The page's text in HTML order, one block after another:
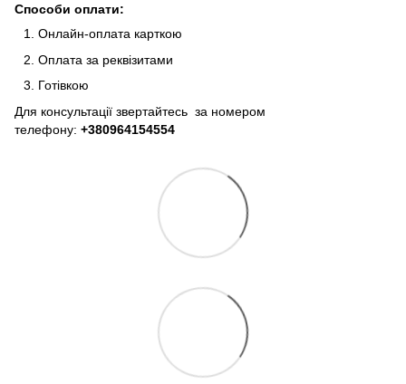
Способи оплати:
Онлайн-оплата карткою
Оплата за реквізитами
Готівкою
Для консультації звертайтесь за номером
телефону: +380964154554